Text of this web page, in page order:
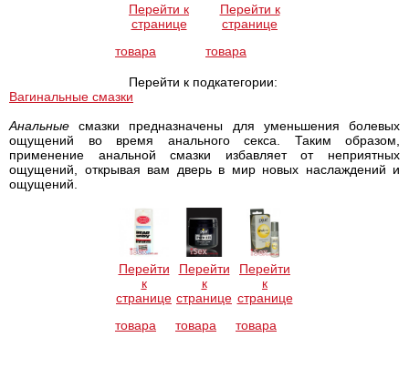
Перейти к
странице
товара
Перейти к
странице
товара
Перейти к подкатегории:
Вагинальные смазки
Анальные смазки предназначены для уменьшения болевых
ощущений во время анального секса. Таким образом,
применение анальной смазки избавляет от неприятных
ощущений, открывая вам дверь в мир новых наслаждений и
ощущений.
Перейти
к
странице
товара
Перейти
к
странице
товара
Перейти
к
странице
товара